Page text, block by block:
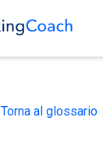
Torna al glossario